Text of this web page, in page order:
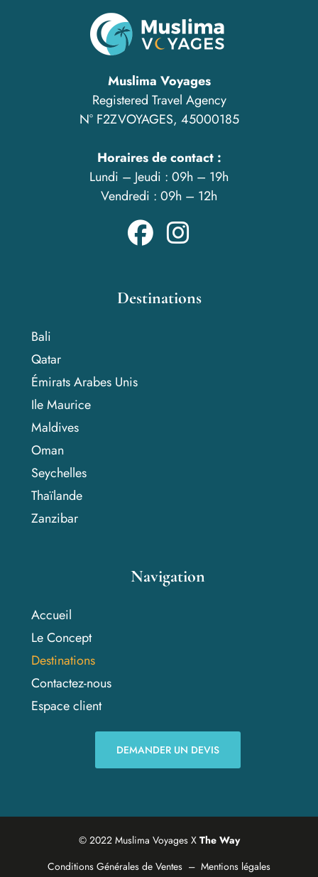
Muslima Voyages
Registered Travel Agency
N° F2ZVOYAGES, 45000185
Horaires de contact :
Lundi – Jeudi : 09h – 19h
Vendredi : 09h – 12h
Destinations
Bali
Qatar
Émirats Arabes Unis
Ile Maurice
Maldives
Oman
Seychelles
Thaïlande
Zanzibar
Navigation
Accueil
Le Concept
Destinations
Contactez-nous
Espace client
DEMANDER UN DEVIS
© 2022 Muslima Voyages X The Way
Conditions Générales de Ventes – Mentions légales